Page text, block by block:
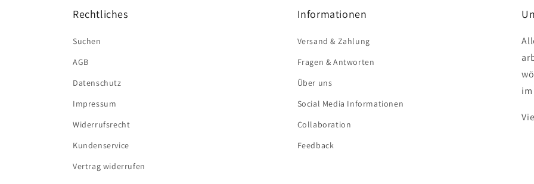
Rechtliches
Suchen
AGB
Datenschutz
Impressum
Widerrufsrecht
Kundenservice
Vertrag widerrufen
Informationen
Versand & Zahlung
Fragen & Antworten
Über uns
Social Media Informationen
Collaboration
Feedback